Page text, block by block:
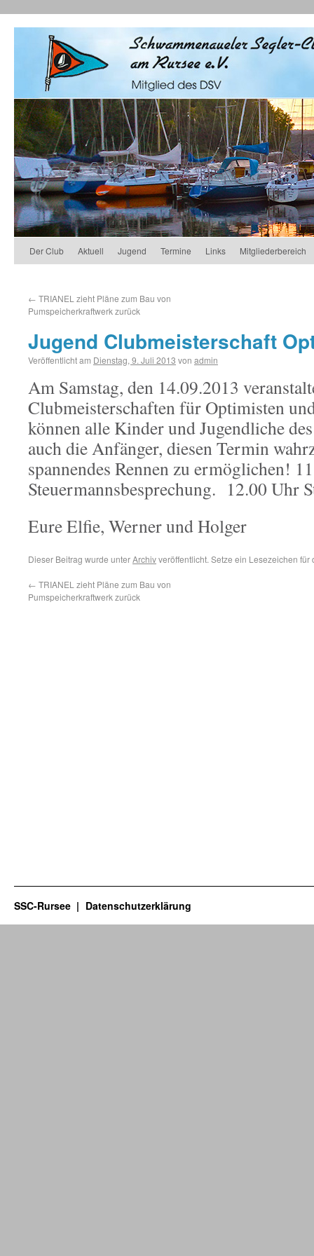
Der Club Aktuell Jugend Termine Links Mitgliederbereich
← TRIANEL zieht Pläne zum Bau von
Pumspeicherkraftwerk zurück
Jugend Clubmeisterschaft
Veröffentlicht am Dienstag, 9. Juli 2013 von admin
Am Samstag, den 14.09.2013
Clubmeisterschaften für Optimisten
können alle Kinder und Jugendliche
auch die Anfänger, diesen Termin
spannendes Rennen zu ermöglichen!
Steuermannsbesprechung. 12.00 Uhr
Eure Elfie, Werner und Holger
Dieser Beitrag wurde unterArchivveröffentlicht. Setze ein Lesezeichen für
← TRIANEL zieht Pläne zum Bau von
Pumspeicherkraftwerk zurück
SSC-Rursee Datenschutzerklärung